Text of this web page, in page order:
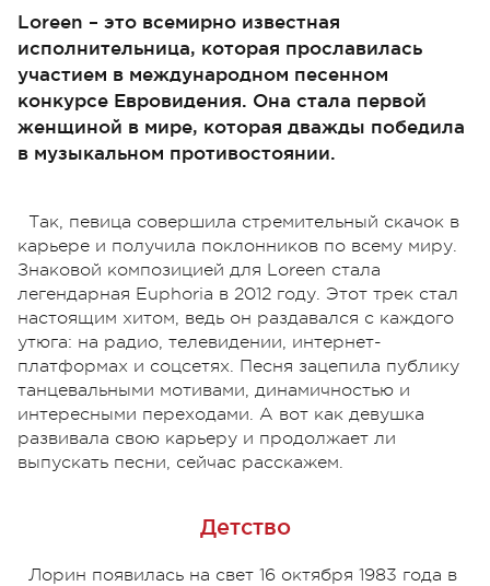
Loreen – это всемирно известная
исполнительница, которая прославилась
участием в международном песенном
конкурсе Евровидения. Она стала первой
женщиной в мире, которая дважды победила
в музыкальном противостоянии.
Так, певица совершила стремительный скачок в
карьере и получила поклонников по всему миру.
Знаковой композицией для Loreen стала
легендарная Euphoria в 2012 году. Этот трек стал
настоящим хитом, ведь он раздавался с каждого
утюга: на радио, телевидении, интернет-
платформах и соцсетях. Песня зацепила публику
танцевальными мотивами, динамичностью и
интересными переходами. А вот как девушка
развивала свою карьеру и продолжает ли
выпускать песни, сейчас расскажем.
Детство
Лорин появилась на свет 16 октября 1983 года в